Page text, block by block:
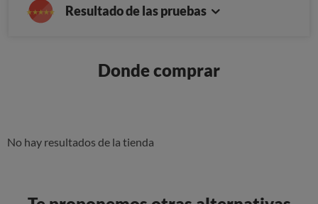
Resultado de las pruebas
Donde comprar
No hay resultados de la tienda